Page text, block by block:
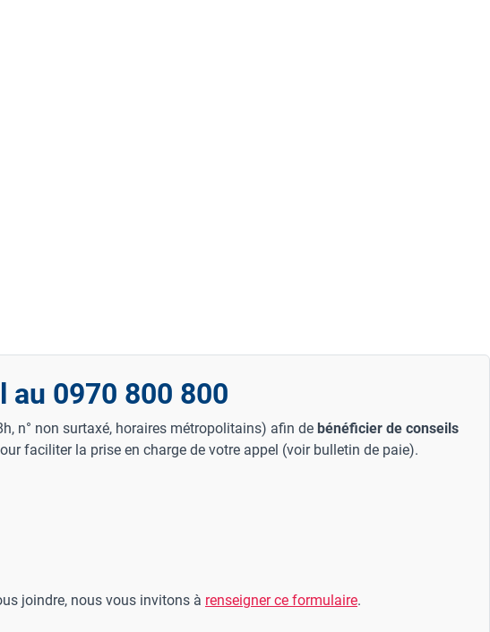
0970 800 800
n° non surtaxé, horaires métropolitains) afin de bénéficier de conseils
faciliter la prise en charge de votre appel (voir bulletin de paie).
joindre, nous vous invitons à renseigner ce formulaire.